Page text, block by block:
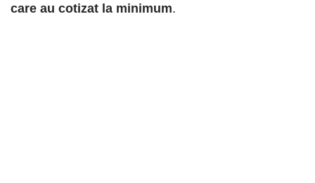
care au cotizat la minimum.